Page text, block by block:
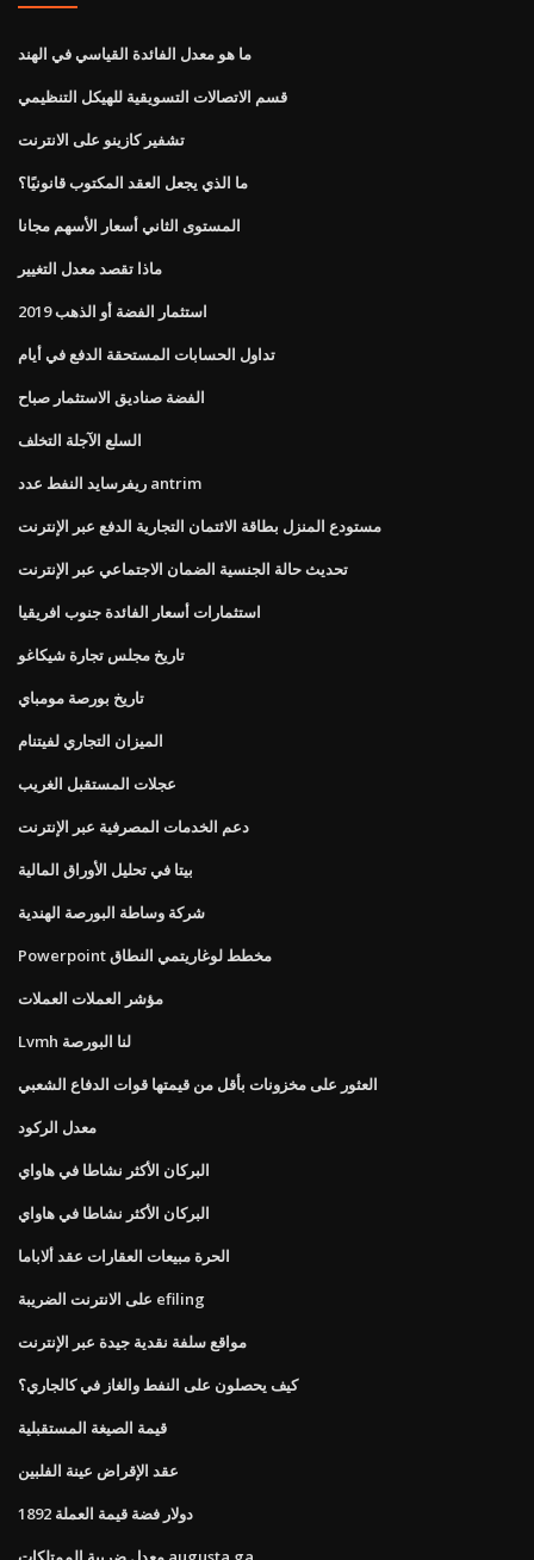
ما هو معدل الفائدة القياسي في الهند
قسم الاتصالات التسويقية للهيكل التنظيمي
تشفير كازينو على الانترنت
ما الذي يجعل العقد المكتوب قانونيًا؟
المستوى الثاني أسعار الأسهم مجانا
ماذا تقصد معدل التغيير
استثمار الفضة أو الذهب 2019
تداول الحسابات المستحقة الدفع في أيام
الفضة صناديق الاستثمار صباح
السلع الآجلة التخلف
ريفرسايد النفط عدد antrim
مستودع المنزل بطاقة الائتمان التجارية الدفع عبر الإنترنت
تحديث حالة الجنسية الضمان الاجتماعي عبر الإنترنت
استثمارات أسعار الفائدة جنوب افريقيا
تاريخ مجلس تجارة شيكاغو
تاريخ بورصة مومباي
الميزان التجاري لفيتنام
عجلات المستقبل الغريب
دعم الخدمات المصرفية عبر الإنترنت
بيتا في تحليل الأوراق المالية
شركة وساطة البورصة الهندية
Powerpoint مخطط لوغاريتمي النطاق
مؤشر العملات العملات
Lvmh لنا البورصة
العثور على مخزونات بأقل من قيمتها قوات الدفاع الشعبي
معدل الركود
البركان الأكثر نشاطا في هاواي
البركان الأكثر نشاطا في هاواي
الحرة مبيعات العقارات عقد ألاباما
على الانترنت الضريبة efiling
مواقع سلفة نقدية جيدة عبر الإنترنت
كيف يحصلون على النفط والغاز في كالجاري؟
قيمة الصيغة المستقبلية
عقد الإقراض عينة الفلبين
1892 دولار فضة قيمة العملة